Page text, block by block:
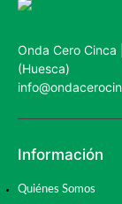
Onda Cero
(Huesca)
Información
Quiénes Somos